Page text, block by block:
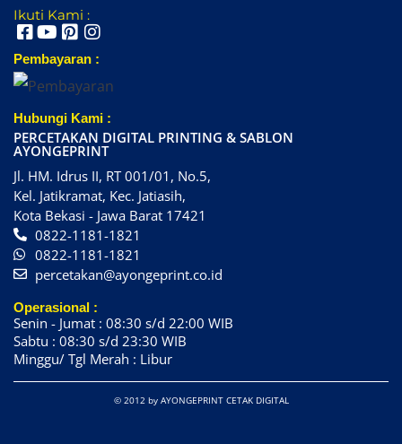
Ikuti Kami :
Pembayaran :
Hubungi Kami :
PERCETAKAN DIGITAL PRINTING & SABLON
AYONGEPRINT
Jl. HM. Idrus II, RT 001/01, No.5,
Kel. Jatikramat, Kec. Jatiasih,
Kota Bekasi - Jawa Barat 17421
0822-1181-1821
0822-1181-1821
percetakan@ayongeprint.co.id
Operasional :
Senin - Jumat : 08:30 s/d 22:00 WIB
Sabtu : 08:30 s/d 23:30 WIB
Minggu/ Tgl Merah : Libur
© 2012 by AYONGEPRINT CETAK DIGITAL